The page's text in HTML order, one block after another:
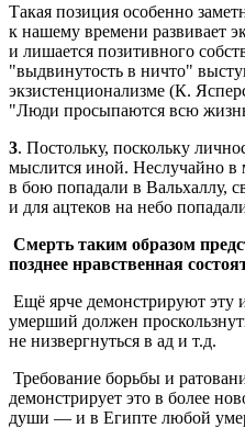
Такая позиция особенно
к нашему времени развивает
и лишается позитивного
"выдвинутость в ничто"
экзистенционализме (К.
"Люди просыпаются всю
3. Постольку, поскольку
мыслится иной. Неслучайно в
в бою попадали в Вальхаллу,
и для ацтеков на небо
Смерть таким образом
позднее нравственная
Ещё ярче демонстрируют эту
умерший должен
не низвергнуться в ад и т.д.
Требование борьбы и
демонстрирует это в более
души — и в Египте любой